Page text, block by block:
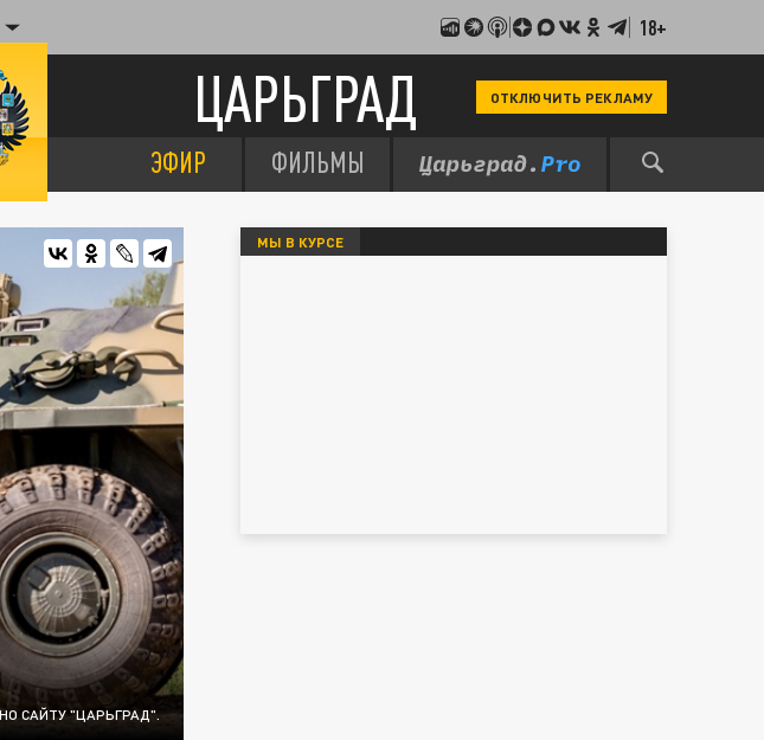
18+
ЦАРЬГРАД ОТКЛЮЧИТЬ РЕКЛАМУ
ЭФИР ФИЛЬМЫ
САЙТУ "ЦАРЬГРАД".
МЫ В КУРСЕ